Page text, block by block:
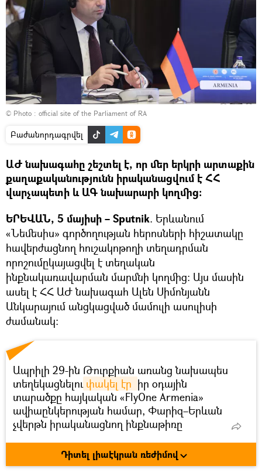
© Photo : official site of the Parliament of RA
Բաժանորդագրվել
ԱԺ նախագահը շեշտել է, որ մեր երկրի արտաքին
քաղաքականությունն իրականացվում է ՀՀ
վարչապետի և ԱԳ նախարարի կողմից։
ԵՐԵՎԱՆ, 5 մայիսի – Sputnik. Երևանում
«Նեմեսիս» գործողության հերոսների հիշատակը
հավերժացնող հուշակոթողի տեղադրման
որոշումըկայացվել է տեղական
ինքնակառավարման մարմնի կողմից։ Այս մասին
ասել է ՀՀ ԱԺ նախագահ Ալեն Սիմոնյանն
Անկարայում անցկացված մամուլի ասուլիսի
ժամանակ։
Ապրիլի 29-ին Թուրքիան առանց նախապես
տեղեկացնելու փակել էր իր օդային
տարածքը հայկական «FlyOne Armenia»
ավիաընկերության համար, Փարիզ–Երևան
չվերթն իրականացնող ինքնաթիռը
միայն ապրիլի 30-ի գիշերն իջել
«Զվարթնոց» օդանավակայանում ։
Դիտել լիաէկրան ռեժիմով